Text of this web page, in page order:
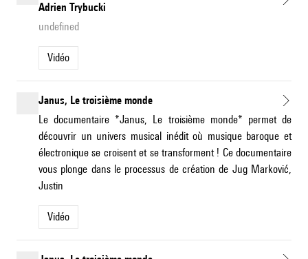
Adrien Trybucki
undefined
Vidéo
Janus, Le troisième monde
Le documentaire *Janus, Le troisième monde* permet de
découvrir un univers musical inédit où musique baroque et
électronique se croisent et se transforment ! Ce documentaire
vous plonge dans le processus de création de Jug Marković,
Justin
Vidéo